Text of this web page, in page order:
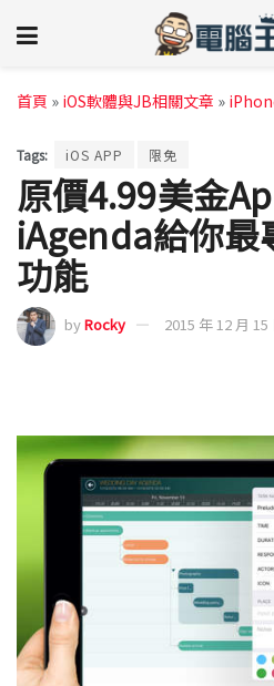
首頁 » iOS軟體與JB相關文章 »
Tags: iOS APP 限免
原價4.99美金
iAgenda給你最
功能
byRocky 2015 年 12 月 15